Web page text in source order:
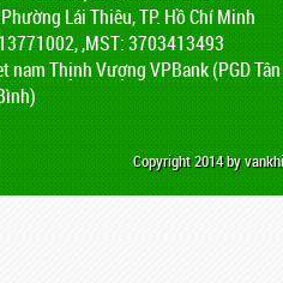
Lái Thiêu, TP. Hồ Chí Minh
,MST: 3703413493
Thịnh Vượng VPBank (PGD Tân
Copyright 2014 by